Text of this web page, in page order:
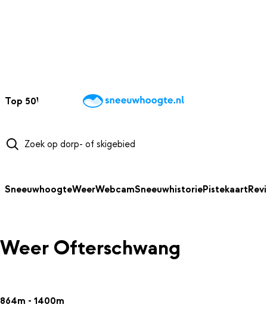
Top 50Webcams WintersportweerKaarten
SneeuwhoogteWeerWebcamSneeuwhistoriePistekaart
Weer Ofterschwang
864m - 1400m